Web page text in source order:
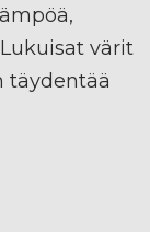
värit
täydentää